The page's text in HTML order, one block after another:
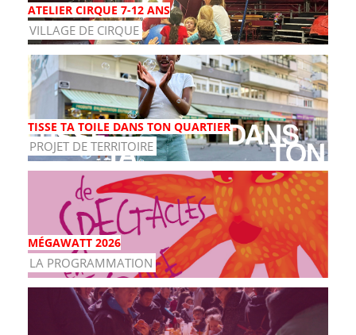
ATELIER CIRQUE 7-12 ANS
VILLAGE DE CIRQUE
TISSE TA TOILE DANS TON QUARTIER
PROJET DE TERRITOIRE
MÉGAWATT 2026
LA PROGRAMMATION